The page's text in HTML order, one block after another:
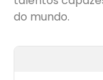
do mundo.